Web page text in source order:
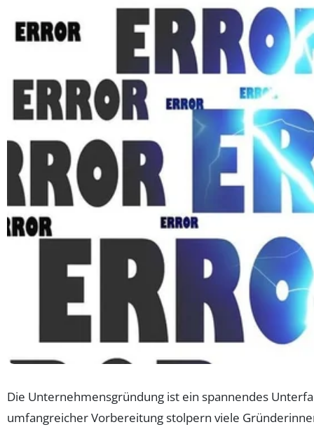
Die Unternehmensgründung ist ein spannendes
umfangreicher Vorbereitung stolpern viele